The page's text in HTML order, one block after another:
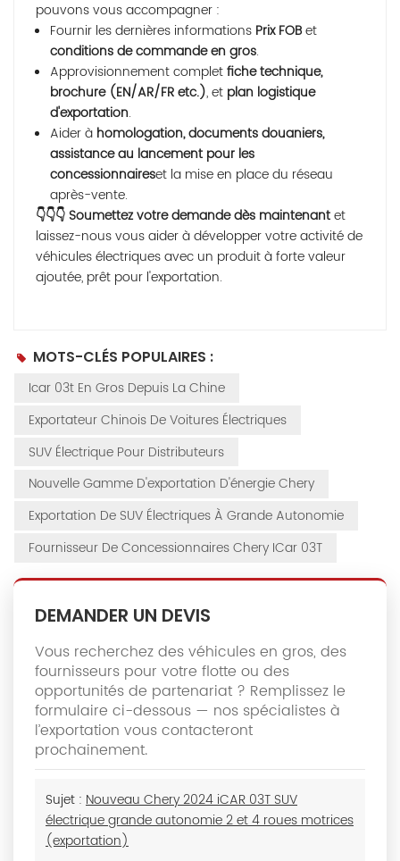
pouvons vous accompagner :
Fournir les dernières informations Prix ​​FOBet
conditions de commande en gros.
Approvisionnement completfiche technique,
brochure (EN/AR/FR etc.), et plan logistique
d'exportation.
Aider à homologation, documents douaniers,
assistance au lancement pour les
concessionnaireset la mise en place du réseau
après-vente.
👇👇👇Soumettez votre demande dès maintenantet
laissez-nous vous aider à développer votre activité de
véhicules électriques avec un produit à forte valeur
ajoutée, prêt pour l'exportation.
MOTS-CLÉS POPULAIRES :
Icar 03t En Gros Depuis La Chine
Exportateur Chinois De Voitures Électriques
SUV Électrique Pour Distributeurs
Nouvelle Gamme D'exportation D'énergie Chery
Exportation De SUV Électriques À Grande Autonomie
Fournisseur De Concessionnaires Chery ICar 03T
DEMANDER UN DEVIS
Vous recherchez des véhicules en gros, des
fournisseurs pour votre flotte ou des
opportunités de partenariat ? Remplissez le
formulaire ci-dessous — nos spécialistes à
l’exportation vous contacteront
prochainement.
Sujet : Nouveau Chery 2024 iCAR 03T SUV
électrique grande autonomie 2 et 4 roues motrices
(exportation)